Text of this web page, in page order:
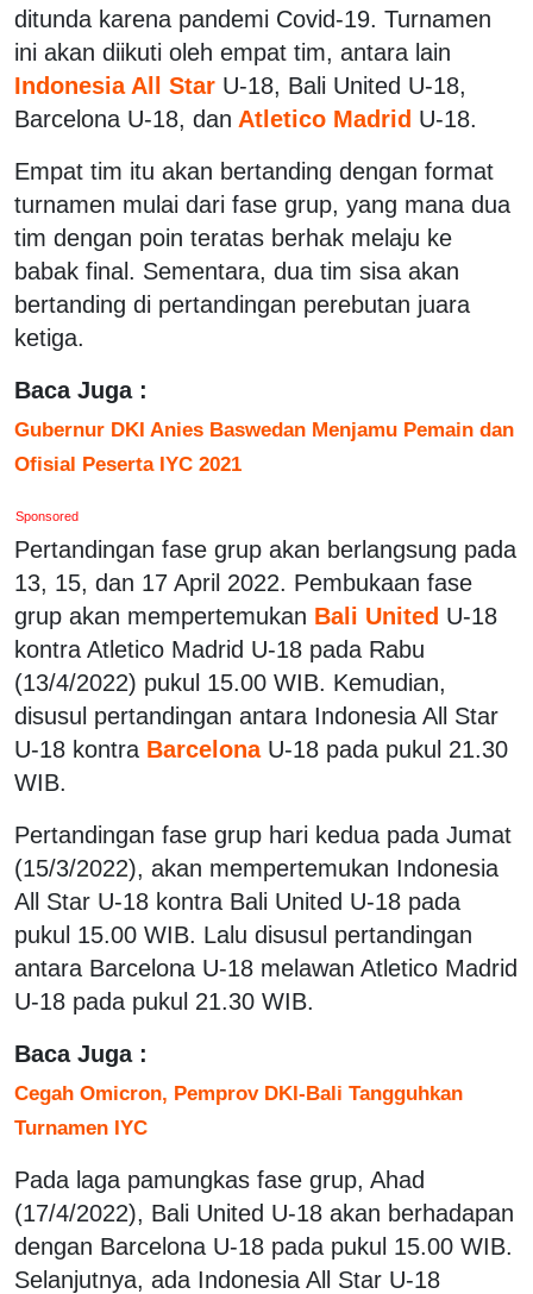
ditunda karena pandemi Covid-19. Turnamen
ini akan diikuti oleh empat tim, antara lain
Indonesia All Star U-18, Bali United U-18,
Barcelona U-18, dan Atletico Madrid U-18.
Empat tim itu akan bertanding dengan format
turnamen mulai dari fase grup, yang mana dua
tim dengan poin teratas berhak melaju ke
babak final. Sementara, dua tim sisa akan
bertanding di pertandingan perebutan juara
ketiga.
Baca Juga :
Gubernur DKI Anies Baswedan Menjamu Pemain dan
Ofisial Peserta IYC 2021
Sponsored
Pertandingan fase grup akan berlangsung pada
13, 15, dan 17 April 2022. Pembukaan fase
grup akan mempertemukan Bali United U-18
kontra Atletico Madrid U-18 pada Rabu
(13/4/2022) pukul 15.00 WIB. Kemudian,
disusul pertandingan antara Indonesia All Star
U-18 kontra Barcelona U-18 pada pukul 21.30
WIB.
Pertandingan fase grup hari kedua pada Jumat
(15/3/2022), akan mempertemukan Indonesia
All Star U-18 kontra Bali United U-18 pada
pukul 15.00 WIB. Lalu disusul pertandingan
antara Barcelona U-18 melawan Atletico Madrid
U-18 pada pukul 21.30 WIB.
Baca Juga :
Cegah Omicron, Pemprov DKI-Bali Tangguhkan
Turnamen IYC
Pada laga pamungkas fase grup, Ahad
(17/4/2022), Bali United U-18 akan berhadapan
dengan Barcelona U-18 pada pukul 15.00 WIB.
Selanjutnya, ada Indonesia All Star U-18